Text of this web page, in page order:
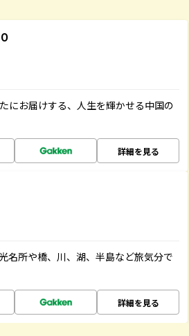
にお届けする、人生を輝かせる中国の
詳細を見る
名所や橋、川、湖、半島など旅気分で
詳細を見る